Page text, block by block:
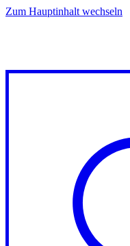
Zum Hauptinhalt wechseln